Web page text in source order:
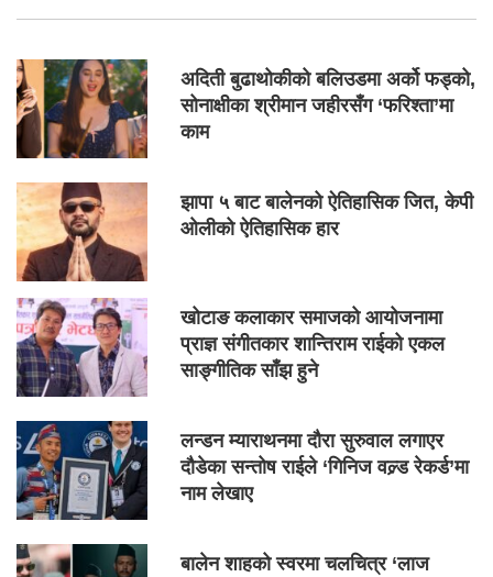
अदिती बुढाथोकीको बलिउडमा अर्को फड्को,
सोनाक्षीका श्रीमान जहीरसँग ‘फरिश्ता’मा
काम
झापा ५ बाट बालेनको ऐतिहासिक जित, केपी
ओलीको ऐतिहासिक हार
खोटाङ कलाकार समाजको आयोजनामा
प्राज्ञ संगीतकार शान्तिराम राईको एकल
साङ्गीतिक साँझ हुने
लन्डन म्याराथनमा दौरा सुरुवाल लगाएर
दौडेका सन्तोष राईले ‘गिनिज वल्र्ड रेकर्ड’मा
नाम लेखाए
बालेन शाहको स्वरमा चलचित्र ‘लाज